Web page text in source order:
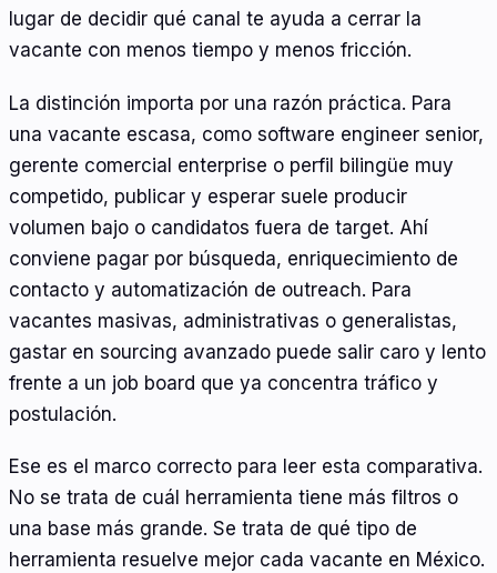
lugar de decidir qué canal te ayuda a cerrar la
vacante con menos tiempo y menos fricción.
La distinción importa por una razón práctica. Para
una vacante escasa, como software engineer senior,
gerente comercial enterprise o perfil bilingüe muy
competido, publicar y esperar suele producir
volumen bajo o candidatos fuera de target. Ahí
conviene pagar por búsqueda, enriquecimiento de
contacto y automatización de outreach. Para
vacantes masivas, administrativas o generalistas,
gastar en sourcing avanzado puede salir caro y lento
frente a un job board que ya concentra tráfico y
postulación.
Ese es el marco correcto para leer esta comparativa.
No se trata de cuál herramienta tiene más filtros o
una base más grande. Se trata de qué tipo de
herramienta resuelve mejor cada vacante en México.